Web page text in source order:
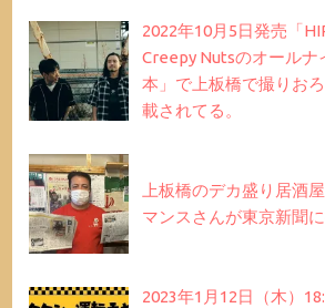
2022年10月5日発売「
Creepy Nutsのオールナ
本」で上板橋で撮りお
載されてる。
上板橋のデカ盛り居酒
マンスさんが東京新聞
2023年1月12日（木）